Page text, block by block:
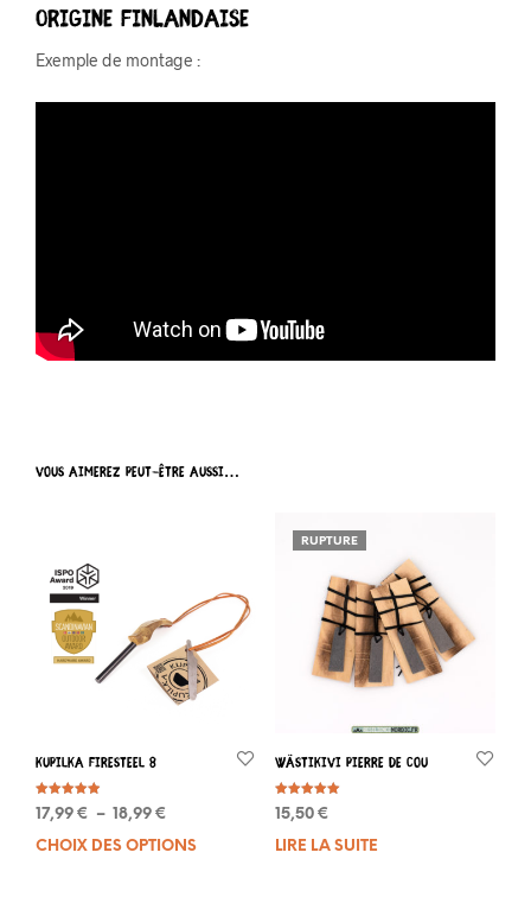
Origine Finlandaise
Exemple de montage :
VOUS AIMEREZ PEUT-ÊTRE AUSSI…
KUPILKA FireSteel 8
Note
4.87
17,99 € – 18,99 €
de
CHOIX DES OPTIONS
RUPTURE
Wästikivi Pierre de cou
Note
5.00
15,50 €
LIRE LA SUITE